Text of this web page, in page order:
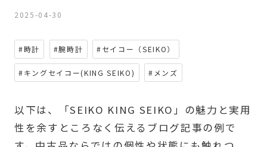
2025-04-30
#時計 #腕時計 #セイコー（SEIKO）
#キングセイコー(KING SEIKO) #メンズ
以下は、「SEIKO KING SEIKO」の魅力と実用
性を余すところなく伝えるブログ記事の例で